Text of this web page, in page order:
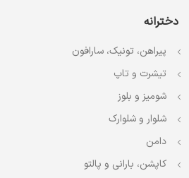
دخترانه
پیراهن، تونیک، سارافون
تیشرت و تاپ
شومیز و بلوز
شلوار و شلوارک
دامن
کاپشن، بارانی و پالتو